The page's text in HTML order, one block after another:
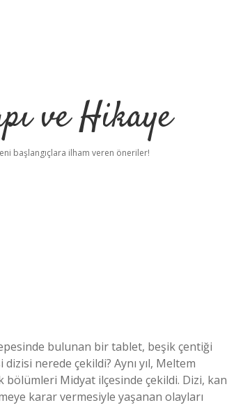
ve Hikaye
başlangıçlara ilham veren öneriler!
bulunan bir tablet, beşik çentiği
nerede çekildi? Aynı yıl, Meltem
bölümleri Midyat ilçesinde çekildi. Dizi, kan
karar vermesiyle yaşanan olayları